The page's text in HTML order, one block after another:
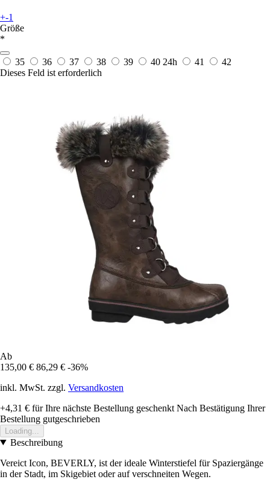
+-1
Größe
*
35 36 37 38 39 40 24h 41
42
Dieses Feld ist erforderlich
Ab
135,00 € 86,29 € -36%
inkl. MwSt. zzgl. Versandkosten
+4,31 € für Ihre nächste Bestellung geschenkt Nach Bestätigung Ihrer
Bestellung gutgeschrieben
Loading...
Beschreibung
Vereict Icon, BEVERLY, ist der ideale Winterstiefel für Spaziergänge
in der Stadt, im Skigebiet oder auf verschneiten Wegen.